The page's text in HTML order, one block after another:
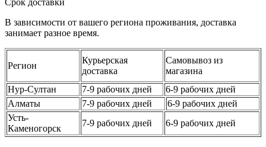
В зависимости от вашего региона проживания, доставка
занимает разное время.
Регион
Курьерская
доставка
Самовывоз из
магазина
Нур-Султан
7-9 рабочих дней
6-9 рабочих дней
Алматы
7-9 рабочих дней
6-9 рабочих дней
Усть-
Каменогорск
7-9 рабочих дней 6-9 рабочих дней